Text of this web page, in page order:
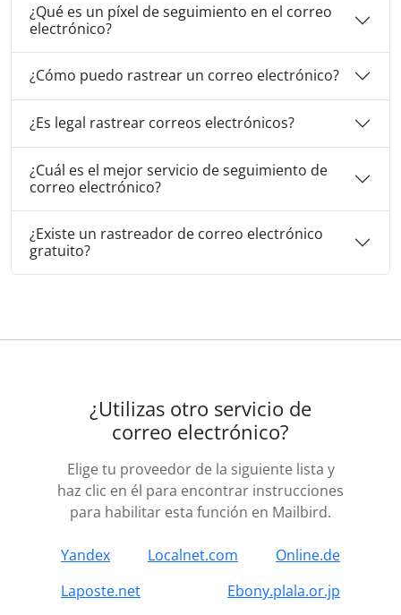
¿Qué es un píxel de seguimiento en el correo
electrónico?
¿Cómo puedo rastrear un correo electrónico?
¿Es legal rastrear correos electrónicos?
¿Cuál es el mejor servicio de seguimiento de
correo electrónico?
¿Existe un rastreador de correo electrónico
gratuito?
¿Utilizas otro servicio de
correo electrónico?
Elige tu proveedor de la siguiente lista y
haz clic en él para encontrar instrucciones
para habilitar esta función en Mailbird.
Yandex Localnet.com
Online.de
Laposte.net
Ebony.plala.or.jp